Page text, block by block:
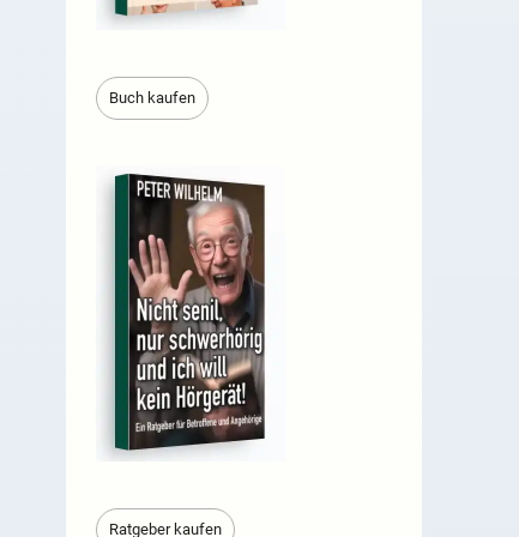
Buch kaufen
Ratgeber kaufen